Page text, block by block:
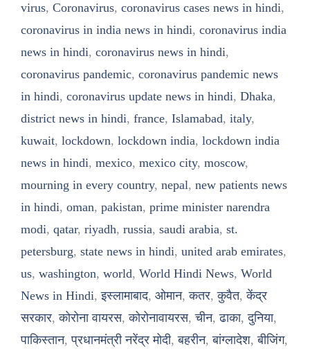
virus, Coronavirus, coronavirus cases news in hindi,
coronavirus in india news in hindi, coronavirus india
news in hindi, coronavirus news in hindi,
coronavirus pandemic, coronavirus pandemic news
in hindi, coronavirus update news in hindi, Dhaka,
district news in hindi, france, Islamabad, italy,
kuwait, lockdown, lockdown india, lockdown india
news in hindi, mexico, mexico city, moscow,
mourning in every country, nepal, new patients news
in hindi, oman, pakistan, prime minister narendra
modi, qatar, riyadh, russia, saudi arabia, st.
petersburg, state news in hindi, united arab emirates,
us, washington, world, World Hindi News, World
News in Hindi,इस्लामाबाद, ओमान,कतर,कुवैत,केंद्र
सरकार,कोरोना वायरस,कोरोनावायरस,चीन,ढाका,दुनिया,
पाकिस्तान,प्रधानमंत्री नरेंद्र मोदी,बहरीन,बांग्लादेश,बीजिंग,